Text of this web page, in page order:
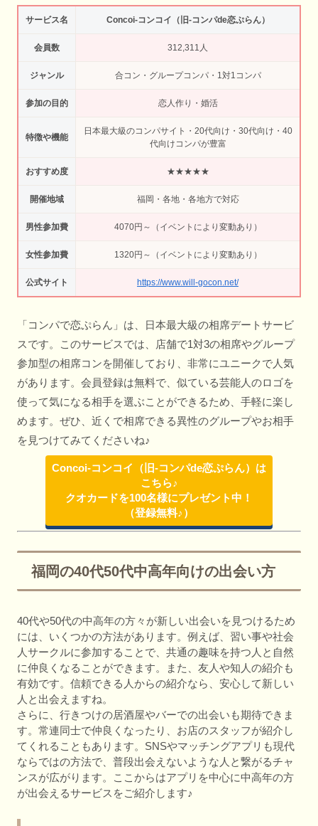
サービス名 Concoi-コンコイ（旧-コンパde恋ぷらん）
会員数 312,311人
ジャンル 合コン・グループコンパ・1対1コンパ
参加の目的 恋人作り・婚活
特徴や機能
日本最大級のコンパサイト・20代向け・30代向け・40
代向けコンパが豊富
おすすめ度 ★★★★★
開催地域 福岡・各地・各地方で対応
男性参加費 4070円～（イベントにより変動あり）
女性参加費 1320円～（イベントにより変動あり）
公式サイト https://www.will-gocon.net/
「コンパで恋ぷらん」は、日本最大級の相席デートサービ
スです。このサービスでは、店舗で1対3の相席やグループ
参加型の相席コンを開催しており、非常にユニークで人気
があります。会員登録は無料で、似ている芸能人のロゴを
使って気になる相手を選ぶことができるため、手軽に楽し
めます。ぜひ、近くで相席できる異性のグループやお相手
を見つけてみてくださいね♪
Concoi-コンコイ（旧-コンパde恋ぷらん）は
こちら♪
クオカードを100名様にプレゼント中！
（登録無料♪）
福岡の40代50代中高年向けの出会い方
40代や50代の中高年の方々が新しい出会いを見つけるため
には、いくつかの方法があります。例えば、習い事や社会
人サークルに参加することで、共通の趣味を持つ人と自然
に仲良くなることができます。また、友人や知人の紹介も
有効です。信頼できる人からの紹介なら、安心して新しい
人と出会えますね。
さらに、行きつけの居酒屋やバーでの出会いも期待できま
す。常連同士で仲良くなったり、お店のスタッフが紹介し
てくれることもあります。SNSやマッチングアプリも現代
ならではの方法で、普段出会えないような人と繋がるチャ
ンスが広がります。ここからはアプリを中心に中高年の方
が出会えるサービスをご紹介します♪